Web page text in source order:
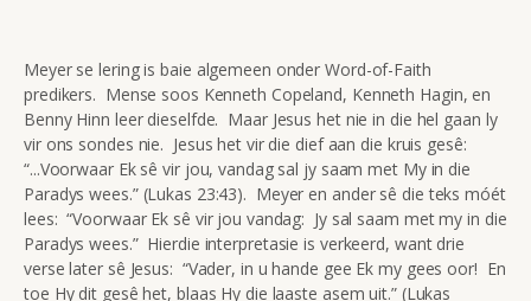
Meyer se lering is baie algemeen onder Word-of-Faith
predikers. Mense soos Kenneth Copeland, Kenneth Hagin, en
Benny Hinn leer dieselfde. Maar Jesus het nie in die hel gaan ly
vir ons sondes nie. Jesus het vir die dief aan die kruis gesê:
“...Voorwaar Ek sê vir jou, vandag sal jy saam met My in die
Paradys wees.” (Lukas 23:43). Meyer en ander sê die teks móét
lees: “Voorwaar Ek sê vir jou vandag: Jy sal saam met my in die
Paradys wees.” Hierdie interpretasie is verkeerd, want drie
verse later sê Jesus: “Vader, in u hande gee Ek my gees oor! En
toe Hy dit gesê het, blaas Hy die laaste asem uit.” (Lukas